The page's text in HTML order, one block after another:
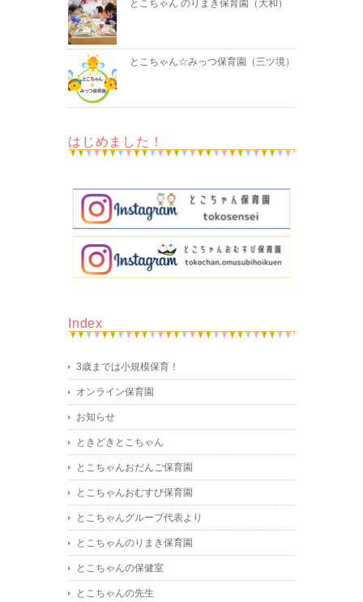
とこちゃん のりまき保育園（大和）
とこちゃん☆みっつ保育園（三ツ境）
はじめました！
Index
3歳までは小規模保育！
オンライン保育園
お知らせ
ときどきとこちゃん
とこちゃんおだんご保育園
とこちゃんおむすび保育園
とこちゃんグループ代表より
とこちゃんのりまき保育園
とこちゃんの保健室
とこちゃんの先生